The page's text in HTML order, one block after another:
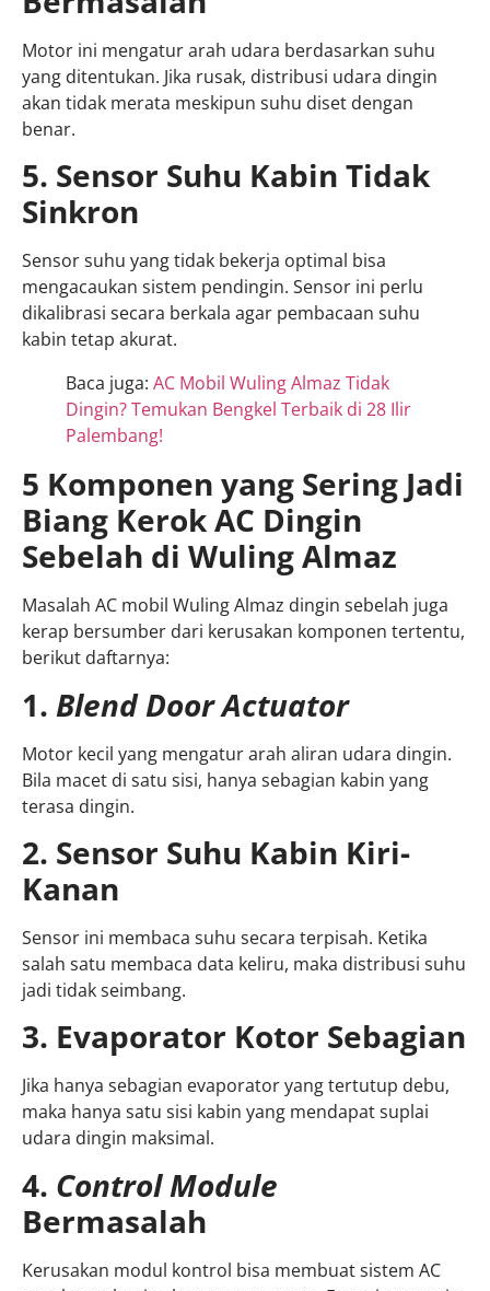
Motor ini mengatur arah udara berdasarkan suhu
yang ditentukan. Jika rusak, distribusi udara dingin
akan tidak merata meskipun suhu diset dengan
benar.
5. Sensor Suhu Kabin Tidak
Sinkron
Sensor suhu yang tidak bekerja optimal bisa
mengacaukan sistem pendingin. Sensor ini perlu
dikalibrasi secara berkala agar pembacaan suhu
kabin tetap akurat.
Baca juga: AC Mobil Wuling Almaz Tidak
Dingin? Temukan Bengkel Terbaik di 28 Ilir
Palembang!
5 Komponen yang Sering Jadi
Biang Kerok AC Dingin
Sebelah di Wuling Almaz
Masalah AC mobil Wuling Almaz dingin sebelah juga
kerap bersumber dari kerusakan komponen tertentu,
berikut daftarnya:
1. Blend Door Actuator
Motor kecil yang mengatur arah aliran udara dingin.
Bila macet di satu sisi, hanya sebagian kabin yang
terasa dingin.
2. Sensor Suhu Kabin Kiri-
Kanan
Sensor ini membaca suhu secara terpisah. Ketika
salah satu membaca data keliru, maka distribusi suhu
jadi tidak seimbang.
3. Evaporator Kotor Sebagian
Jika hanya sebagian evaporator yang tertutup debu,
maka hanya satu sisi kabin yang mendapat suplai
udara dingin maksimal.
4. Control Module
Bermasalah
Kerusakan modul kontrol bisa membuat sistem AC